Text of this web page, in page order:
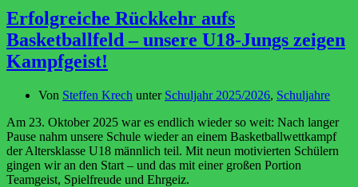
Erfolgreiche Rückkehr aufs
Basketballfeld – unsere U18-Jungs zeigen
Kampfgeist!
Von Steffen Krech unter Schuljahr 2025/2026, Schuljahre
Am 23. Oktober 2025 war es endlich wieder so weit: Nach langer
Pause nahm unsere Schule wieder an einem Basketballwettkampf
der Altersklasse U18 männlich teil. Mit neun motivierten Schülern
gingen wir an den Start – und das mit einer großen Portion
Teamgeist, Spielfreude und Ehrgeiz.